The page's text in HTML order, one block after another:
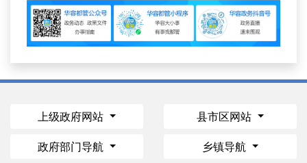
上级政府网站 县市区网站
政府部门导航 乡镇导航